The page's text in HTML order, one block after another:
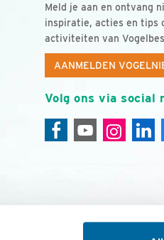
Meld je aan en ontvang
inspiratie, acties en tips
activiteiten van
AANMELDEN
Volg ons via social